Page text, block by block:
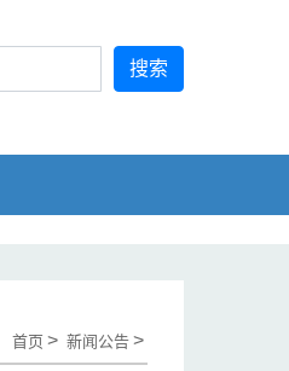
搜索
首页 > 新闻公告 >